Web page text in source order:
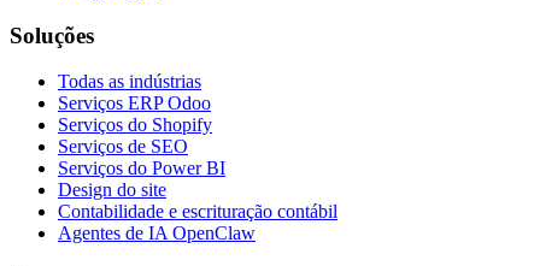
Soluções
Todas as indústrias
Serviços ERP Odoo
Serviços do Shopify
Serviços de SEO
Serviços do Power BI
Design do site
Contabilidade e escrituração contábil
Agentes de IA OpenClaw